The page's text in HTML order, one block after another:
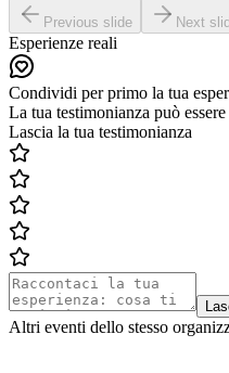
Previous slide Next
Esperienze reali
Condividi per primo la tua
La tua testimonianza può
Lascia la tua testimonianza
Altri eventi dello stesso